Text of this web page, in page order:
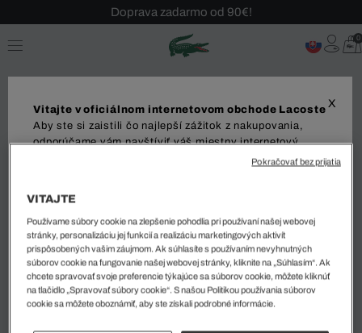
Doprava zadarmo od 90€!
Sezónny výpredaj až -40 %!
Bezplatné vrátenie!
0
0 Výsledok
Zoradiť a filtrovať
X
Vitajte v oficiálnom internetovom obchode Lacoste
Aby ste si zaistili čo najlepší zážitok z nakupovania,
odporúčame vám navštíviť váš miestny internetový
obchod. Upozorňujeme, že vaša objednávka môže byť
Jazyk
VITAJTE
Používame súbory cookie na zlepšenie pohodlia pri používaní našej webovej
stránky, personalizáciu jej funkcií a realizáciu marketingových aktivít
prispôsobených vašim záujmom. Ak súhlasíte s používaním nevyhnutných
súborov cookie na fungovanie našej webovej stránky, kliknite na „Súhlasím“. Ak
chcete spravovať svoje preferencie týkajúce sa súborov cookie, môžete kliknúť
na tlačidlo „Spravovať súbory cookie“. S našou Politikou používania súborov
cookie sa môžete oboznámiť, aby ste získali podrobné informácie.
Pokračovať bez prijatia